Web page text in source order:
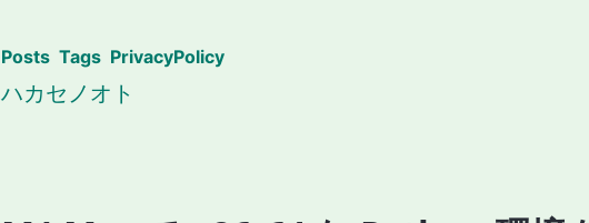
Posts Tags PrivacyPolicy
ハカセノオト